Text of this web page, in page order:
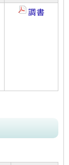
調書